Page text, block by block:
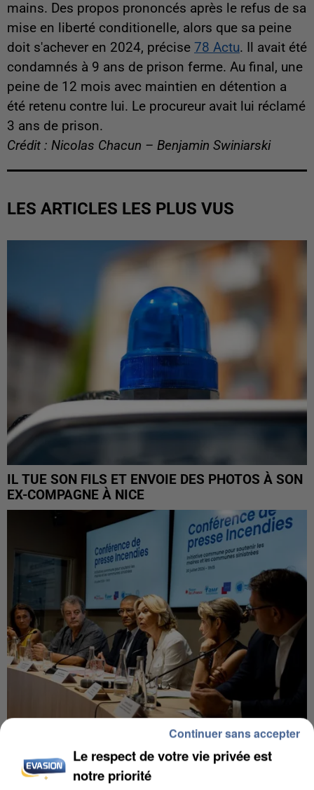
mains. Des propos prononcés après le refus de sa
mise en liberté conditionelle, alors que sa peine
doit s'achever en 2024, précise 78 Actu. Il avait été
condamnés à 9 ans de prison ferme. Au final, une
peine de 12 mois avec maintien en détention a
été retenu contre lui. Le procureur avait lui réclamé
3 ans de prison.
Crédit : Nicolas Chacun – Benjamin Swiniarski
LES ARTICLES LES PLUS VUS
IL TUE SON FILS ET ENVOIE DES PHOTOS À SON
EX-COMPAGNE À NICE
INCENDIES : L’ÎLE-DE-FRANCE LANCE UN ÉLAN
DE SOLIDARITÉ AVEC LES...
Le respect de votre vie privée est
notre priorité
Continuer sans accepter